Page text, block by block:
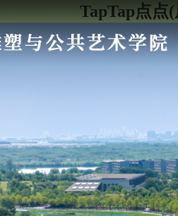
TapTap点点